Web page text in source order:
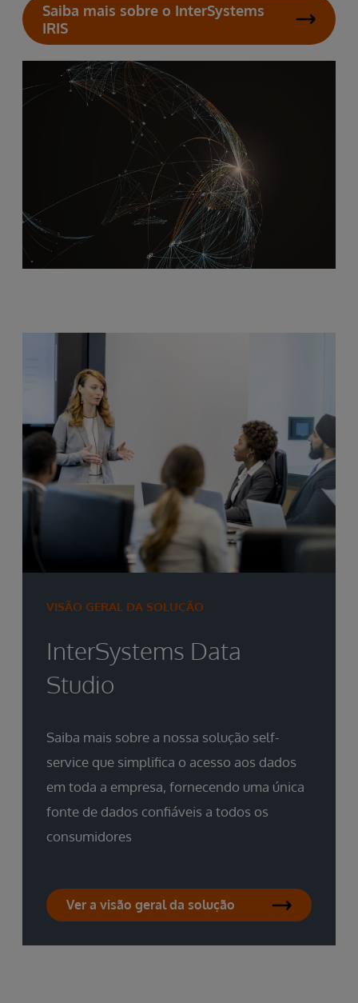
Saiba mais sobre o InterSystems
IRIS
VISÃO GERAL DA SOLUÇÃO
InterSystems Data
Studio
Saiba mais sobre a nossa solução self-
service que simplifica o acesso aos dados
em toda a empresa, fornecendo uma única
fonte de dados confiáveis a todos os
consumidores
Ver a visão geral da solução